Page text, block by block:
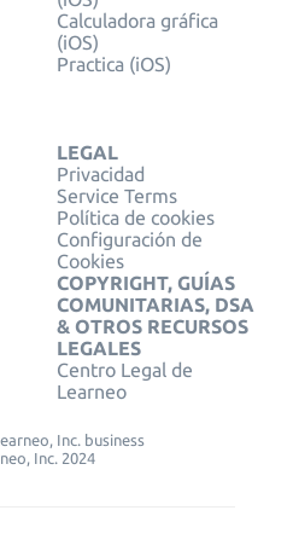
Calculadora gráfica
(iOS)
Practica (iOS)
LEGAL
Privacidad
Service Terms
Política de cookies
Configuración de
Cookies
COPYRIGHT, GUÍAS
COMUNITARIAS, DSA
& OTROS RECURSOS
LEGALES
Centro Legal de
Learneo
Inc. business
Inc. 2024